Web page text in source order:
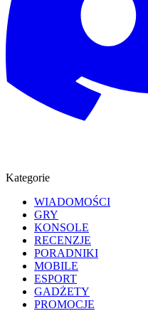
Kategorie
WIADOMOŚCI
GRY
KONSOLE
RECENZJE
PORADNIKI
MOBILE
ESPORT
GADŻETY
PROMOCJE